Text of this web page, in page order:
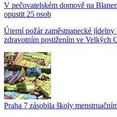
V pečovatelském domově na
opustit 25 osob
Úterní požár zaměstnanecké
zdravotním postižením ve Velkých
Praha 7 zásobila školy